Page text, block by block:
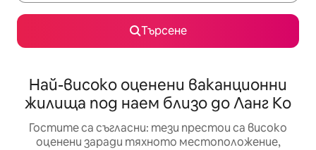
Търсене
Най-високо оценени ваканционни
жилища под наем близо до Ланг Кo
Гостите са съгласни: тези престои са високо
оценени заради тяхното местоположение,